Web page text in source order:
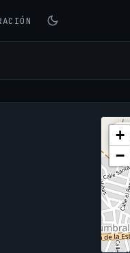
+
−